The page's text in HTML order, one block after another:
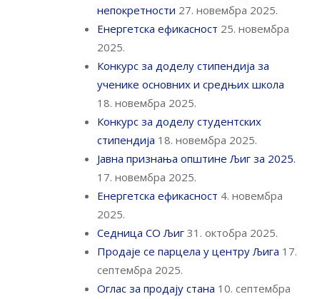
непокретности 27. новембра 2025.
Енергетска ефикасност 25. новембра
2025.
Конкурс за доделу стипендија за
ученике основних и средњих школа
18. новембра 2025.
Конкурс за доделу студентских
стипендија 18. новембра 2025.
Јавна признања општине Љиг за 2025.
17. новембра 2025.
Енергетска ефикасност 4. новембра
2025.
Седница СО Љиг 31. октобра 2025.
Продаје се парцела у центру Љига 17.
септембра 2025.
Оглас за продају стана 10. септембра